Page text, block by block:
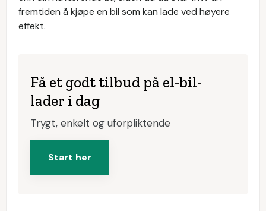
fremtiden å kjøpe en bil som kan lade ved høyere
effekt.
Få et godt tilbud på el-bil-
lader i dag
Trygt, enkelt og uforpliktende
Start her